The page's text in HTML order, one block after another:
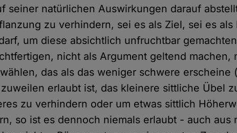
seiner natürlichen Auswirkungen darauf
zu verhindern, sei es als Ziel, sei es als
um diese absichtlich unfruchtbar
nicht als Argument geltend machen,
das als das weniger schwere erscheine
erlaubt ist, das kleinere sittliche Übel
zu verhindern oder um etwas sittlich
so ist es dennoch niemals erlaubt - auch aus